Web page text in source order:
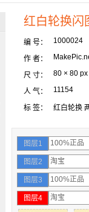
红白轮换闪
编 号： 1000024
作 者：
尺 寸： 80 × 80 px
人 气： 11154
标 签： 红白轮换
图层1
图层2
图层3
图层4